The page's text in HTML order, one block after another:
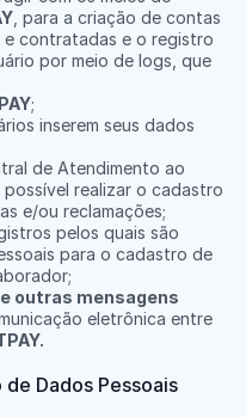
, para a criação de contas
contratadas e o registro
por meio de logs, que
;
inserem seus dados
de Atendimento ao
possível realizar o cadastro
e/ou reclamações;
pelos quais são
para o cadastro de
outras mensagens
eletrônica entre
Dados Pessoais